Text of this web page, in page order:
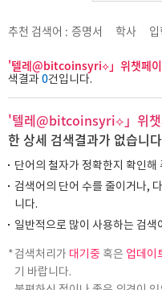
추천 검색어 : 증명서 학사
'텔레@bitcoinsyri⟡」위챗페이
색결과 0건입니다.
'텔레@bitcoinsyri⟡」위챗
한 상세 검색결과가 없습니
단어의 철자가 정확한지 확인해
검색어의 단어 수를 줄이거나,
니다.
일반적으로 많이 사용하는 검
검색처리가 대기중 혹은 업데이
기 바랍니다.